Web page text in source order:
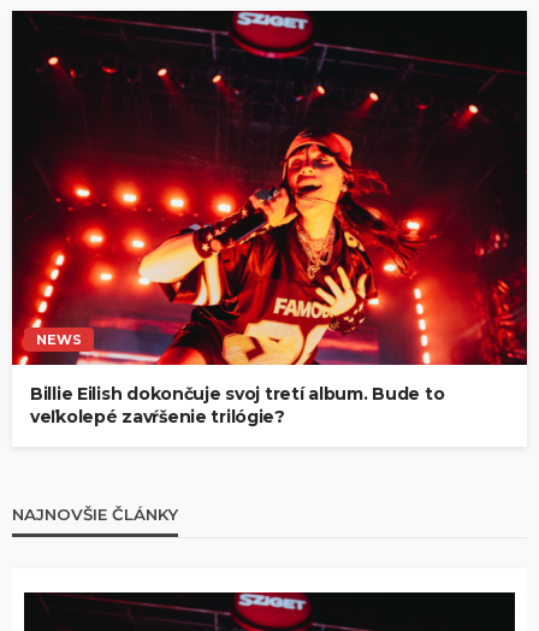
NEWS
Billie Eilish dokončuje svoj tretí album. Bude to
veľkolepé zavŕšenie trilógie?
NAJNOVŠIE ČLÁNKY